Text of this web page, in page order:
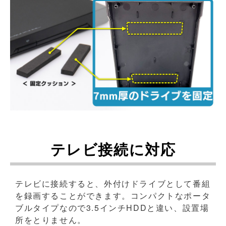
テレビ接続に対応
テレビに接続すると、外付けドライブとして番組
を録画することができます。コンパクトなポータ
ブルタイプなので3.5インチHDDと違い、設置場
所をとりません。